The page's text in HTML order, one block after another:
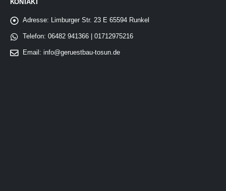
KONTAKT
Adresse: Limburger Str. 23 E 65594 Runkel
Telefon: 06482 941366 | 01712975216
Email: info@geruestbau-tosun.de